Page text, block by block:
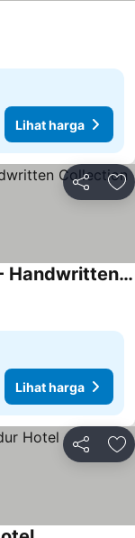
Lihat harga
Kongsi
The Royal Surakarta Heritage - Handwritten Collection
Lihat harga
Kongsi